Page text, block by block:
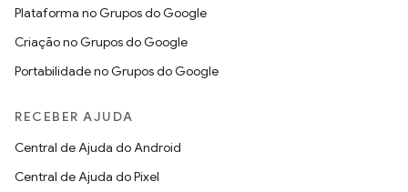
Plataforma no Grupos do Google
Criação no Grupos do Google
Portabilidade no Grupos do Google
RECEBER AJUDA
Central de Ajuda do Android
Central de Ajuda do Pixel